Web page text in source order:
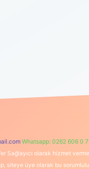
Whatsapp: 0262 606 0
Sağlayıcı olarak hizmet
üye olarak bu